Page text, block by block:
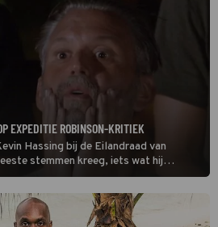
EXPEDITIE ROBINSON-KRITIEK
Hassing bij de Eilandraad van
stemmen kreeg, iets wat hij
Op zijn exit werd massaal
zijn hele Robinson-avontuur kreeg
In een interview met Shownieuws